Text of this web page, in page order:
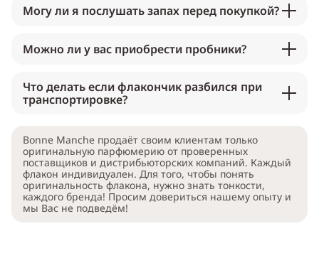
Могу ли я послушать запах перед покупкой?
Можно ли у вас приобрести пробники?
Что делать если флакончик разбился при
транспортировке?
Bonne Manche продаёт своим клиентам только
оригинальную парфюмерию от проверенных
поставщиков и дистрибьюторских компаний. Каждый
флакон индивидуален. Для того, чтобы понять
оригинальность флакона, нужно знать тонкости,
каждого бренда! Просим довериться нашему опыту и
мы Вас не подведём!